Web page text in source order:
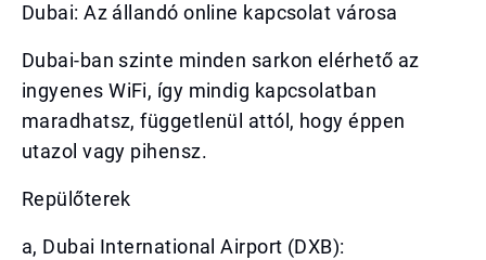
Dubai: Az állandó online kapcsolat városa
Dubai-ban szinte minden sarkon elérhető az
ingyenes WiFi, így mindig kapcsolatban
maradhatsz, függetlenül attól, hogy éppen
utazol vagy pihensz.
Repülőterek
a, Dubai International Airport (DXB):